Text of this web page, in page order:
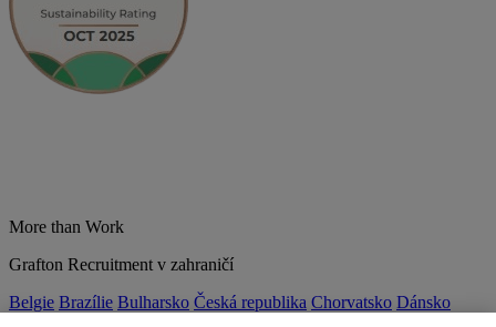
More than Work
Grafton Recruitment v zahraničí
Belgie Brazílie Bulharsko Česká republika Chorvatsko Dánsko